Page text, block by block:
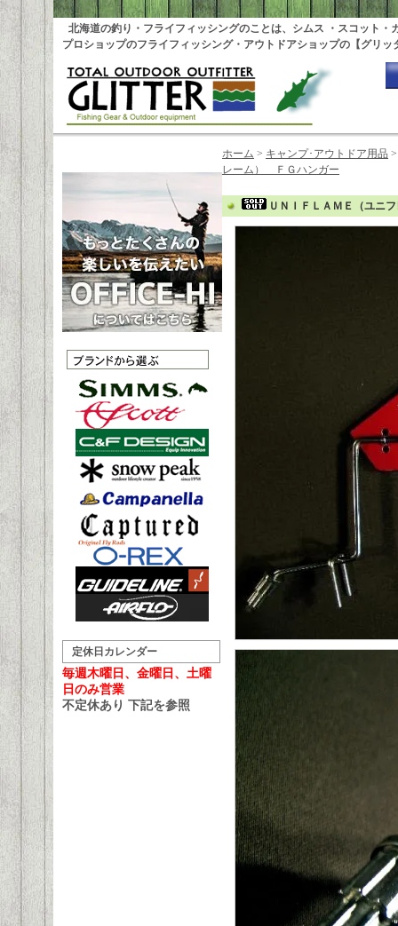
北海道の釣り・フライフィッシングのことは、シムス ・スコット・
プロショップのフライフィッシング・アウトドアショップの【グリッ
定休日カレンダー
毎週木曜日、金曜日、土曜
日のみ営業
不定休あり 下記を参照
ホーム > キャンプ･アウトドア用品
レーム） ＦＧハンガー
ＵＮＩＦＬＡＭＥ（ユニ